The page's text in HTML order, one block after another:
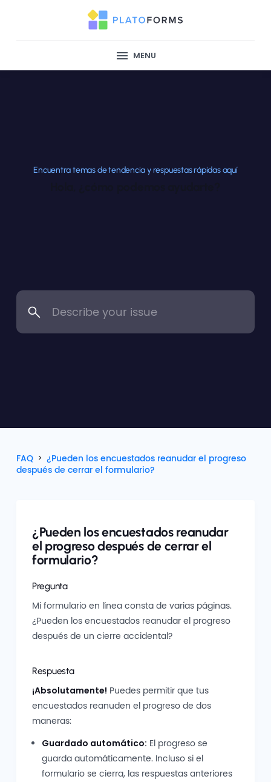
MENU
Encuentra temas de tendencia y respuestas rápidas aquí
FAQ
¿Pueden los encuestados reanudar el progreso
después de cerrar el formulario?
¿Pueden los encuestados reanudar
el progreso después de cerrar el
formulario?
Pregunta
Mi formulario en línea consta de varias páginas.
¿Pueden los encuestados reanudar el progreso
después de un cierre accidental?
Respuesta
¡Absolutamente! Puedes permitir que tus
encuestados reanuden el progreso de dos
maneras:
Guardado automático: El progreso se
guarda automáticamente. Incluso si el
formulario se cierra, las respuestas anteriores